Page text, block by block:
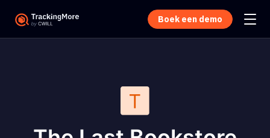
Boek een demo